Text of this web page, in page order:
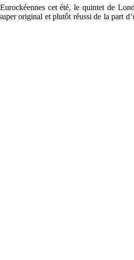
cet été, le quintet de
original et plutôt réussi de la part